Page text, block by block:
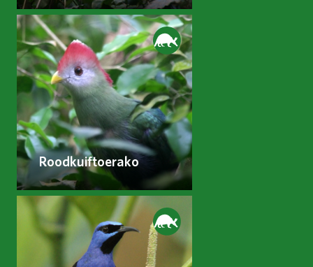
Roodkuiftoerako